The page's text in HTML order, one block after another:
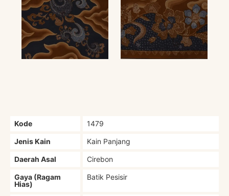
Kode 1479
Jenis Kain Kain Panjang
Daerah Asal Cirebon
Gaya (Ragam
Hias)
Batik Pesisir